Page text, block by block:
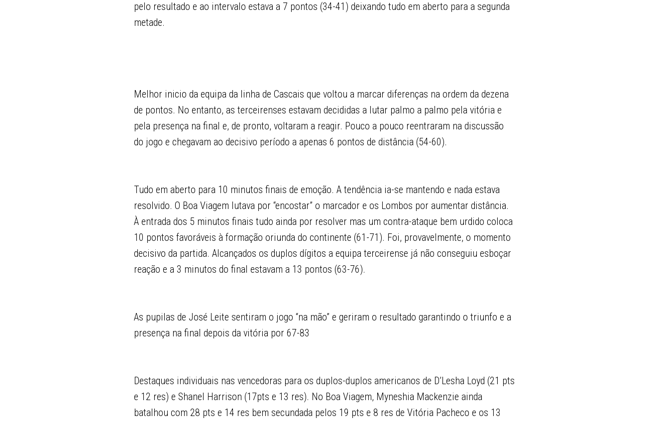
pelo resultado e ao intervalo estava a 7 pontos (34-41) deixando tudo em aberto para a segunda
metade.
Melhor inicio da equipa da linha de Cascais que voltou a marcar diferenças na ordem da dezena
de pontos. No entanto, as terceirenses estavam decididas a lutar palmo a palmo pela vitória e
pela presença na final e, de pronto, voltaram a reagir. Pouco a pouco reentraram na discussão
do jogo e chegavam ao decisivo período a apenas 6 pontos de distância (54-60).
Tudo em aberto para 10 minutos finais de emoção. A tendência ia-se mantendo e nada estava
resolvido. O Boa Viagem lutava por “encostar” o marcador e os Lombos por aumentar distância.
À entrada dos 5 minutos finais tudo ainda por resolver mas um contra-ataque bem urdido coloca
10 pontos favoráveis à formação oriunda do continente (61-71). Foi, provavelmente, o momento
decisivo da partida. Alcançados os duplos dígitos a equipa terceirense já não conseguiu esboçar
reação e a 3 minutos do final estavam a 13 pontos (63-76).
As pupilas de José Leite sentiram o jogo “na mão” e geriram o resultado garantindo o triunfo e a
presença na final depois da vitória por 67-83
Destaques individuais nas vencedoras para os duplos-duplos americanos de D’Lesha Loyd (21 pts
e 12 res) e Shanel Harrison (17pts e 13 res). No Boa Viagem, Myneshia Mackenzie ainda
batalhou com 28 pts e 14 res bem secundada pelos 19 pts e 8 res de Vitória Pacheco e os 13